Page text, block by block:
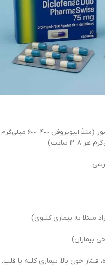
دوز مناسب بر اساس راهنمای دارویی کشور (مثلاً ایبوپروفن ۴۰۰–۶۰۰ میلی‌گرم
مبتلا به بیماری کلیوی)
بیماران)
خون بالا، بیماری کلیه یا قلب.